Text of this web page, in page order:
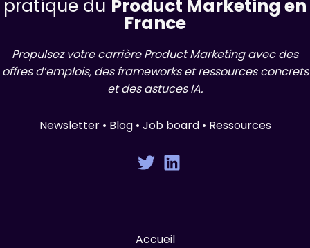
pratique du Product Marketing en
France
Propulsez votre carrière Product Marketing avec des
offres d’emplois, des frameworks et ressources concrets
et des astuces IA.
Newsletter • Blog • Job board • Ressources
Accueil